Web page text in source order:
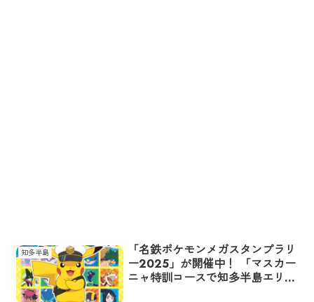
知多半島
「名鉄ポケモンメガスタンプラリ
ー2025」が開催中！ 「マスカー
ニャ特訓コースで知多半島エリア